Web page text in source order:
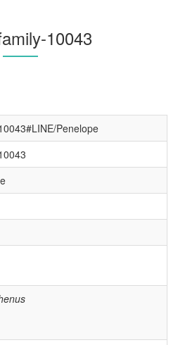
10043
Penelope